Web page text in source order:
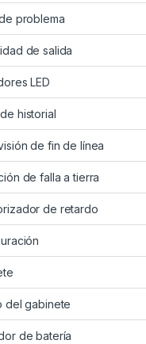
problema
de salida
LED
historial
de fin de línea
de falla a tierra
de retardo
del gabinete
de batería